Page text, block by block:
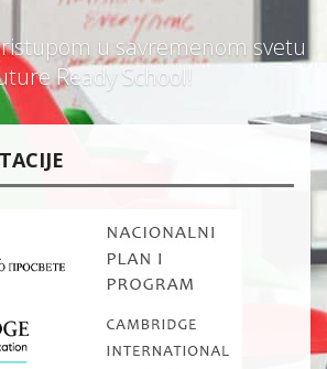
u savremenom svetu
Ready School!